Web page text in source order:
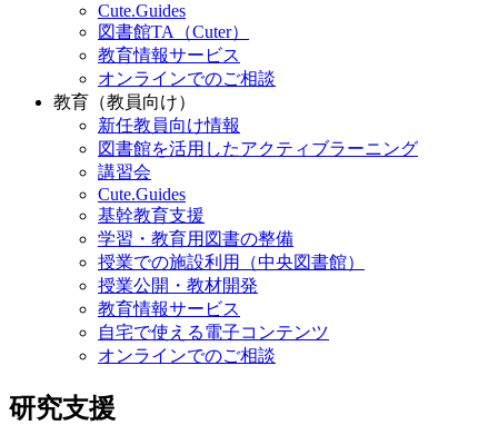
Cute.Guides
図書館TA（Cuter）
教育情報サービス
オンラインでのご相談
教育（教員向け）
新任教員向け情報
図書館を活用したアクティブラーニング
講習会
Cute.Guides
基幹教育支援
学習・教育用図書の整備
授業での施設利用（中央図書館）
授業公開・教材開発
教育情報サービス
自宅で使える電子コンテンツ
オンラインでのご相談
研究支援